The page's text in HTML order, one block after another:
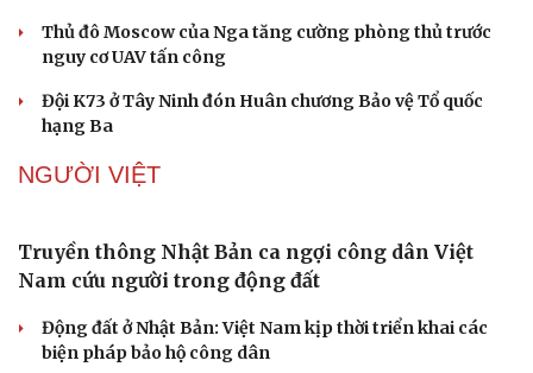
Thủ đô Moscow của Nga tăng cường phòng thủ trước
nguy cơ UAV tấn công
Đội K73 ở Tây Ninh đón Huân chương Bảo vệ Tổ quốc
hạng Ba
NGƯỜI VIỆT